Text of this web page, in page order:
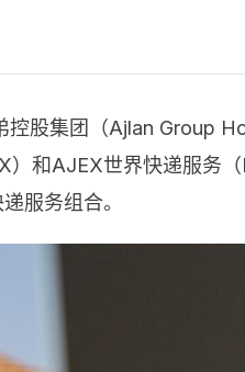
控股集团（Ajlan Group
）和AJEX世界快递服务
服务组合。